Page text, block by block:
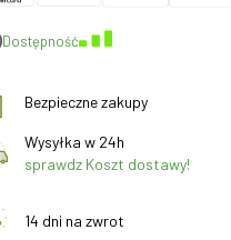
Dostępność
Bezpieczne zakupy
Wysyłka w 24h
sprawdz Koszt dostawy!
14 dni na zwrot